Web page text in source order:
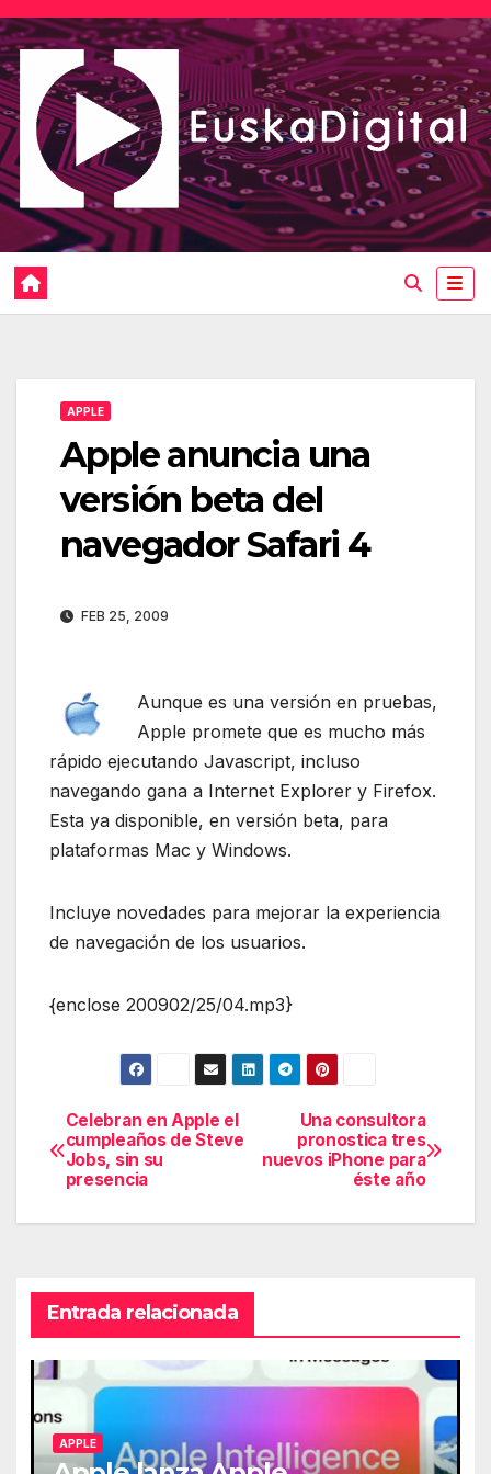
Saltar
al
contenido
APPLE
Apple anuncia una
versión beta del
navegador Safari 4
FEB 25, 2009
Aunque es una versión en pruebas,
Apple promete que es mucho más
rápido ejecutando Javascript, incluso
navegando gana a Internet Explorer y Firefox.
Esta ya disponible, en versión beta, para
plataformas Mac y Windows.
Incluye novedades para mejorar la experiencia
de navegación de los usuarios.
{enclose 200902/25/04.mp3}
Navegación
de
entradas
Una consultora
pronostica tres
nuevos iPhone para
éste año
Celebran en Apple el
cumpleaños de Steve
Jobs, sin su
presencia
Entrada relacionada
APPLE